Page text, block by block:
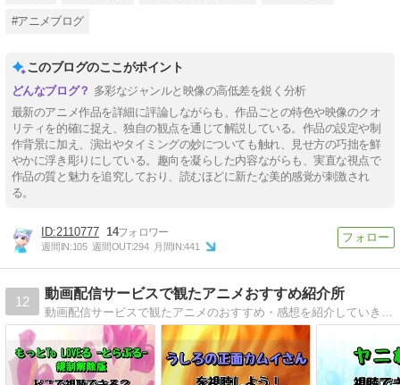
#アニメブログ
このブログのここがポイント
多彩なジャンルと映像の高低差を鋭く分析
最新のアニメ作品を詳細に評論しながらも、作品ごとの特色や映像のクオ
リティを的確に捉え、独自の観点を通じて解説している。作品の設定や制
作背景に加え、演出やタイミングの妙についても触れ、見せ方の巧拙を鮮
やかに浮き彫りにしている。趣向を凝らした内容ながらも、実直な視点で
作品の質と魅力を追究しており、読むほどに新たな美的感覚が刺激され
る。
2110777 14
週間IN:105 週間OUT:294 月間IN:441
12
動画配信サービスで観たアニメおすすめ紹介所